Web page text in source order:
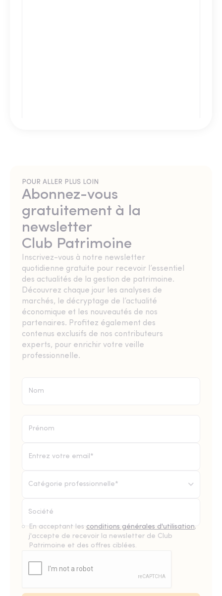
POUR ALLER PLUS LOIN
Abonnez-vous
gratuitement à la
newsletter
Club Patrimoine
Inscrivez-vous à notre newsletter
quotidienne gratuite pour recevoir l’essentiel
des actualités de la gestion de patrimoine.
Découvrez chaque jour les analyses de
marchés, le décryptage de l’actualité
économique et les nouveautés de nos
partenaires. Profitez également des
contenus exclusifs de nos contributeurs
experts, pour enrichir votre veille
professionnelle.
Catégorie professionnelle*
En acceptant les conditions générales d'utilisation,
j'accepte de recevoir la newsletter de Club
Patrimoine et des offres ciblées.